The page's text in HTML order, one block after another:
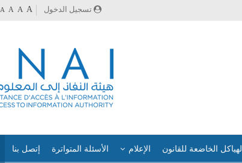
تسجيل الدخول A A A A
الهياكل الخاضعة للقانون الإعلام الأسئلة المتواترة إتصل بنا